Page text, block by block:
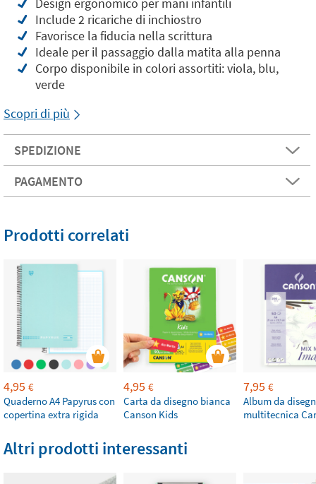
Design ergonomico per mani infantili
Include 2 ricariche di inchiostro
Favorisce la fiducia nella scrittura
Ideale per il passaggio dalla matita alla penna
Corpo disponibile in colori assortiti: viola, blu,
verde
Scopri di più
SPEDIZIONE
PAGAMENTO
Prodotti correlati
4,95 €
Quaderno A4 Papyrus con
copertina extra rigida
4,95 €
Carta da disegno bianca
Canson Kids
7,95 €
Album da
multitecnica
Altri prodotti interessanti